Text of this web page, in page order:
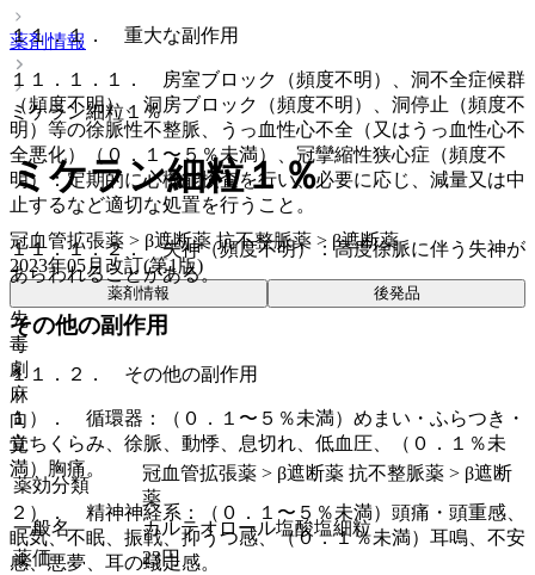
１１．１． 重大な副作用
１１．１．１． 房室ブロック（頻度不明）、洞不全症候群
（頻度不明）、洞房ブロック（頻度不明）、洞停止（頻度不
明）等の徐脈性不整脈、うっ血性心不全（又はうっ血性心不
全悪化）（０．１〜５％未満）、冠攣縮性狭心症（頻度不
明）：定期的に心機能検査を行い、必要に応じ、減量又は中
止するなど適切な処置を行うこと。
１１．１．２． 失神（頻度不明）：高度徐脈に伴う失神が
あらわれることがある。
その他の副作用
１１．２． その他の副作用
１）． 循環器：（０．１〜５％未満）めまい・ふらつき・
立ちくらみ、徐脈、動悸、息切れ、低血圧、（０．１％未
満）胸痛。
２）． 精神神経系：（０．１〜５％未満）頭痛・頭重感、
眠気、不眠、振戦、抑うつ感、（０．１％未満）耳鳴、不安
感、悪夢、耳の蟻走感。
薬剤情報
ミケラン細粒１％
ミケラン細粒１％
冠血管拡張薬 > β遮断薬 抗不整脈薬 > β遮断薬
2023年05月改訂(第1版)
薬剤情報 後発品
先
毒
劇
麻
向
覚
薬効分類
冠血管拡張薬 > β遮断薬 抗不整脈薬 > β遮断
薬
一般名
カルテオロール塩酸塩細粒
薬価
23円